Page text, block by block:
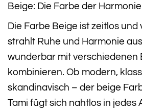
Beige: Die Farbe der
Die Farbe Beige ist zeitlos und
strahlt Ruhe und Harmonie
wunderbar mit verschiedenen
kombinieren. Ob modern,
skandinavisch – der beige
Tami fügt sich nahtlos in jedes